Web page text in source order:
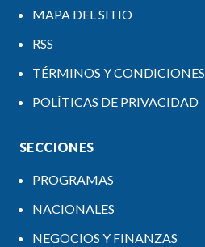
MAPA DEL SITIO
RSS
TÉRMINOS Y CONDICIONES
POLÍTICAS DE PRIVACIDAD
SECCIONES
PROGRAMAS
NACIONALES
NEGOCIOS Y FINANZAS